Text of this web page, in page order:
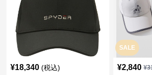
¥18,340 (税込)
SALE
¥2,840 ¥